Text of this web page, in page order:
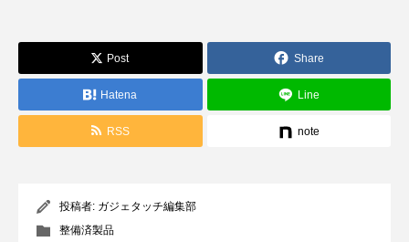
Post Share
Hatena Line
RSS note
投稿者: ガジェタッチ編集部
整備済製品